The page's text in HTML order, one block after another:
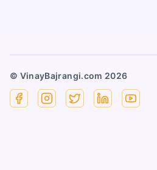
© VinayBajrangi.com 2026
FacebookInstagram
X LinkedinYouTube